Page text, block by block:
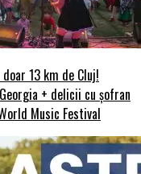
13 km de Cluj!
+ delicii cu șofran
Music Festival